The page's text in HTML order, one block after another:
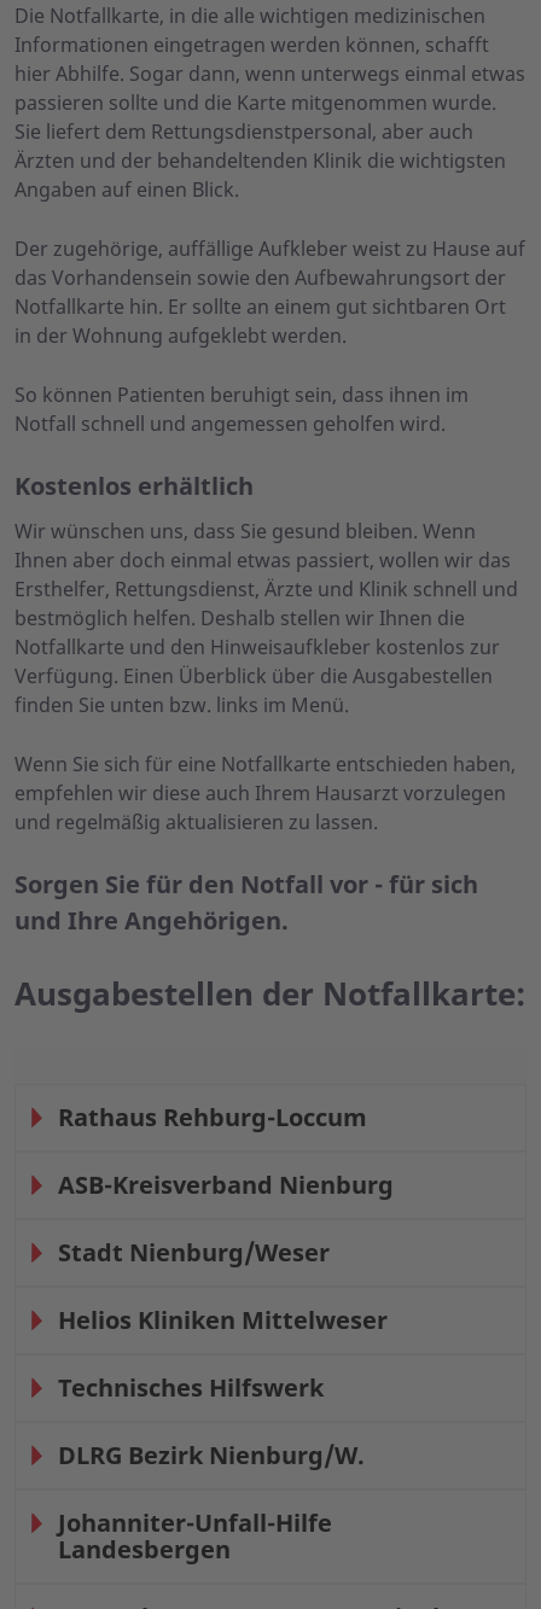
Die Notfallkarte, in die alle wichtigen medizinischen
Informationen eingetragen werden können, schafft
hier Abhilfe. Sogar dann, wenn unterwegs einmal etwas
passieren sollte und die Karte mitgenommen wurde.
Sie liefert dem Rettungsdienstpersonal, aber auch
Ärzten und der behandeltenden Klinik die wichtigsten
Angaben auf einen Blick.
Der zugehörige, auffällige Aufkleber weist zu Hause auf
das Vorhandensein sowie den Aufbewahrungsort der
Notfallkarte hin. Er sollte an einem gut sichtbaren Ort
in der Wohnung aufgeklebt werden.
So können Patienten beruhigt sein, dass ihnen im
Notfall schnell und angemessen geholfen wird.
Kostenlos erhältlich
Wir wünschen uns, dass Sie gesund bleiben. Wenn
Ihnen aber doch einmal etwas passiert, wollen wir das
Ersthelfer, Rettungsdienst, Ärzte und Klinik schnell und
bestmöglich helfen. Deshalb stellen wir Ihnen die
Notfallkarte und den Hinweisaufkleber kostenlos zur
Verfügung. Einen Überblick über die Ausgabestellen
finden Sie unten bzw. links im Menü.
Wenn Sie sich für eine Notfallkarte entschieden haben,
empfehlen wir diese auch Ihrem Hausarzt vorzulegen
und regelmäßig aktualisieren zu lassen.
Sorgen Sie für den Notfall vor - für sich
und Ihre Angehörigen.
Ausgabestellen der Notfallkarte:
Rathaus Rehburg-Loccum
ASB-Kreisverband Nienburg
Stadt Nienburg/Weser
Helios Kliniken Mittelweser
Technisches Hilfswerk
DLRG Bezirk Nienburg/W.
Johanniter-Unfall-Hilfe
Landesbergen